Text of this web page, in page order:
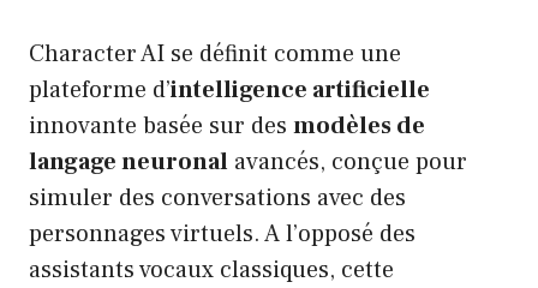
Character AI se définit comme une
plateforme d’intelligence artificielle
innovante basée sur des modèles de
langage neuronal avancés, conçue pour
simuler des conversations avec des
personnages virtuels. A l’opposé des
assistants vocaux classiques, cette